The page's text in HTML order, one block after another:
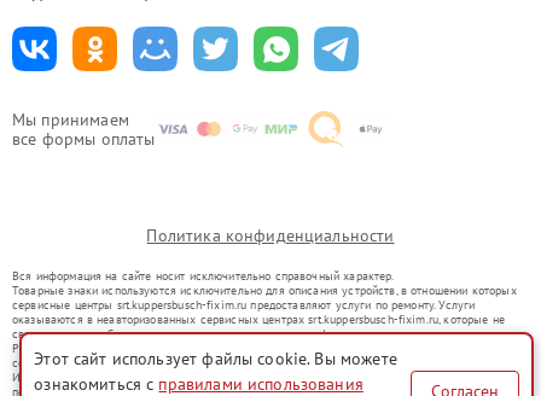
Мы принимаем
все формы оплаты
Политика конфиденциальности
Вся информация на сайте носит исключительно справочный характер.
Товарные знаки используются исключительно для описания устройств, в отношении которых
сервисные центры srt.kuppersbusch-fixim.ru предоставляют услуги по ремонту. Услуги
оказываются в неавторизованных сервисных центрах srt.kuppersbusch-fixim.ru, которые не
связаны с правообладателями товарных знаков или их официальными представителями.
Ремонт осуществляется для устройств, уже введенных в гражданский оборот в соответствии
со статьей 1487 ГК РФ.
Использование товарных знаков не преследует цели индивидуализации услуг или введения
потребителей в заблуждение, а служит для информирования о предоставляемых услугах по
Этот сайт использует файлы cookie. Вы можете
ознакомиться с правилами использования Согласен